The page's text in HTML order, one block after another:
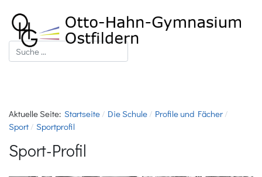
Suchen
Aktuelle Seite: Startseite Die Schule
Profile und Fächer
Sport
Sportprofil
Sport-Profil